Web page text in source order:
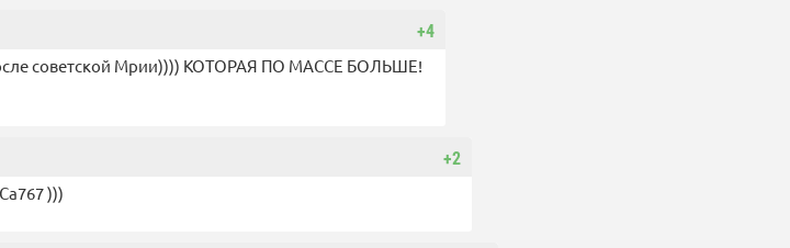
+4
советской Мрии)))) КОТОРАЯ ПО МАССЕ БОЛЬШЕ!
+2
)))